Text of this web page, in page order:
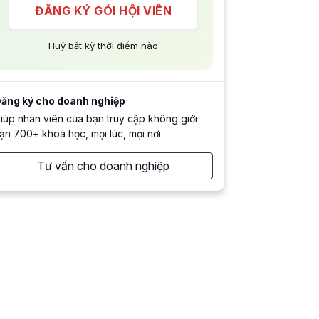
ĐĂNG KÝ GÓI HỘI VIÊN
Huỷ bất kỳ thời điểm nào
ký cho doanh nghiệp
nhân viên của bạn truy cập không giới
700+ khoá học, mọi lúc, mọi nơi
Tư vấn cho doanh nghiệp